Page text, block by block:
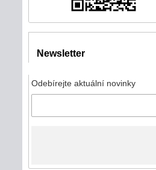
Newsletter
Odebírejte aktuální novinky